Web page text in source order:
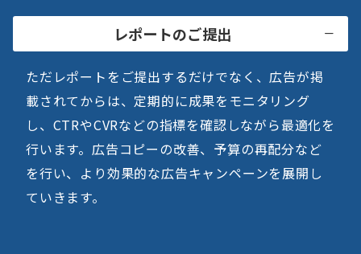
レポートのご提出
ただレポートをご提出するだけでなく、広告が掲
載されてからは、定期的に成果をモニタリング
し、CTRやCVRなどの指標を確認しながら最適化を
行います。広告コピーの改善、予算の再配分など
を行い、より効果的な広告キャンペーンを展開し
ていきます。